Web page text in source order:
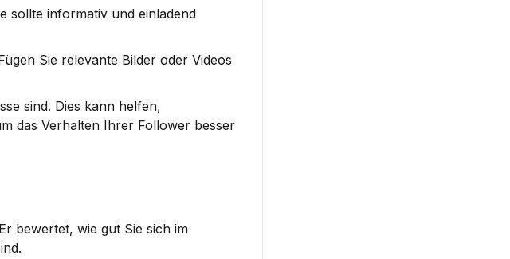
sollte informativ und einladend
Sie relevante Bilder oder Videos
sind. Dies kann helfen,
das Verhalten Ihrer Follower besser
bewertet, wie gut Sie sich im